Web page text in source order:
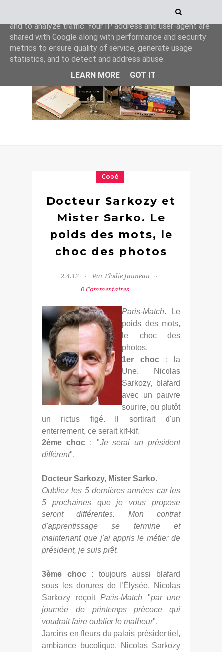
Copé
Docteur Sarkozy et
Mister Sarko. Le
poids des mots, le
choc des photos
2.4.12
Par Elodie Jauneau
0 Commentaires
Paris-Match. Le
poids des mots,
le choc des
photos.
1er choc : la
Une. Nicolas
Sarkozy, blafard
avec un pauvre
sourire, ou plutôt
un rictus figé. Il sortirait d'un
enterrement, ce serait kif-kif.
2ème choc : "Je serai un président
différent".
Docteur Sarkozy, Mister Sarko.
Oubliez les 5 dernières années car les
5 prochaines que je vous propose
seront différentes. Mon contrat
d'apprentissage se termine et
maintenant que j'ai appris le métier de
président, je suis prêt.
3ème choc: toujours aussi blafard
sous les dorures de l’Élysée, Nicolas
Sarkozy reçoit Paris-Match "par une
journée de printemps précoce qui
voudrait faire oublier le malheur".
Jardins en fleurs du palais présidentiel,
ambiance bucolique, Nicolas Sarkozy
This site uses cookies from Google to deliver its services
and to analyze traffic. Your IP address and user-agent are
shared with Google along with performance and security
metrics to ensure quality of service, generate usage
statistics, and to detect and address abuse.
LEARN MORE
GOT IT